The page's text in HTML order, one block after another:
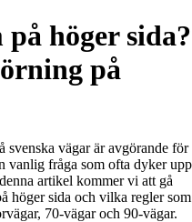
höger sida?
på
vägar är avgörande för
vanlig fråga som ofta dyker upp
artikel kommer vi att gå
höger sida och vilka regler som
70-vägar och 90-vägar.